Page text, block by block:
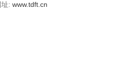
址: www.tdft.cn